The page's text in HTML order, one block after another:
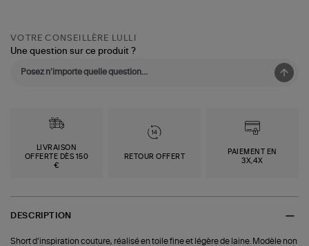
VOTRE CONSEILLÈRE LULLI
Une question sur ce produit ?
LIVRAISON
OFFERTE DÈS 150
€
RETOUR OFFERT
PAIEMENT EN
3X,4X
DESCRIPTION
Short d’inspiration couture, réalisé en toile fine et légère de laine. Modèle non